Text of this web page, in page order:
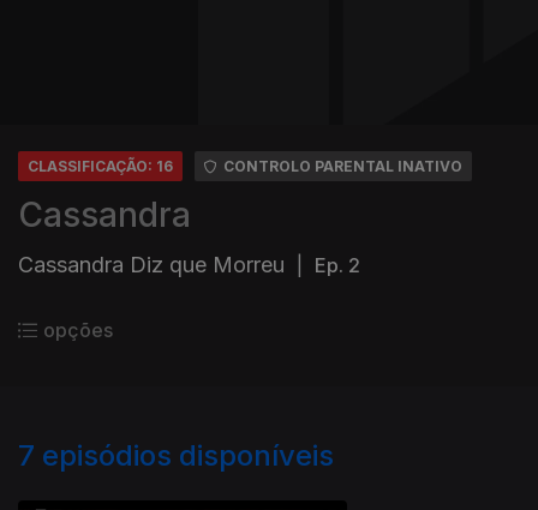
CLASSIFICAÇÃO: 16 CONTROLO PARENTAL INATIVO
Cassandra
Cassandra Diz que Morreu Ep. 2
opções
7 episódios disponíveis